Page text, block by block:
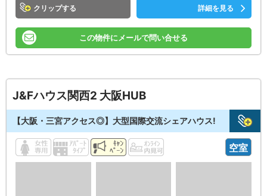
クリップ 詳細を見る
この物件にメールで問い合せる
J&Fハウス関西2 大阪HUB
【大阪・三宮アクセス◎】大型国際交流シェアハウス!
空室